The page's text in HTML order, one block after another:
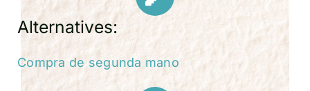
Alternatives:
Compra de segunda mano